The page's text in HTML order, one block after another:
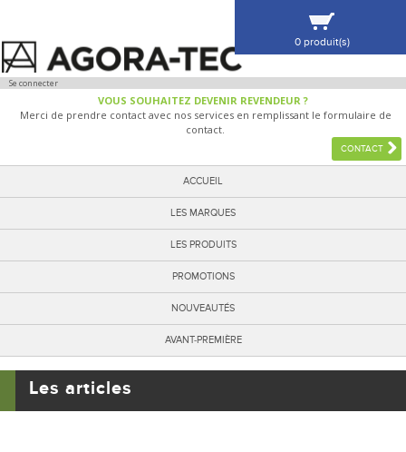
Se connecter
VOUS SOUHAITEZ DEVENIR REVENDEUR ?
Merci de prendre contact avec nos services en remplissant le formulaire de
contact.
CONTACT
ACCUEIL
LES MARQUES
LES PRODUITS
PROMOTIONS
NOUVEAUTÉS
AVANT-PREMIÈRE
0 produit(s)
VOIR MA SÉLECTION
Les articles